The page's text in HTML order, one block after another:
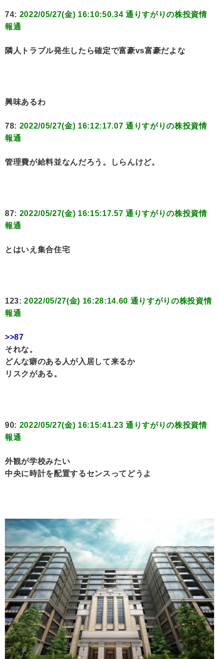
74: 2022/05/27(金) 16:10:50.34 通りすがりの株投資情
報通
隣人トラブル発生したら確定で富豪vs富豪だよな
興味あるわ
78: 2022/05/27(金) 16:12:17.07 通りすがりの株投資情
報通
管理費が給料並なんだろう。しらんけど。
87: 2022/05/27(金) 16:15:17.57 通りすがりの株投資情
報通
とはいえ集合住宅
123:2022/05/27(金) 16:28:14.60 通りすがりの株投資情
報通
>>87
それな。
どんな癖のある人が入居して来るか
リスクがある。
90: 2022/05/27(金) 16:15:41.23 通りすがりの株投資情
報通
外観が学校みたい
中央に時計を配置するセンスってどうよ